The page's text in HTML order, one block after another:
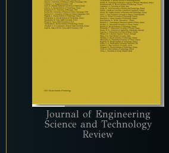
Journal of Engineering
Science and Technology
Review